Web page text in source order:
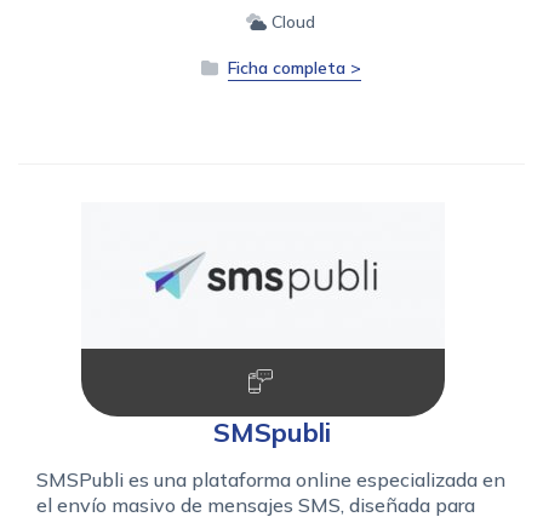
Cloud
Ficha completa >
SMSpubli
SMSPubli es una plataforma online especializada en
el envío masivo de mensajes SMS, diseñada para